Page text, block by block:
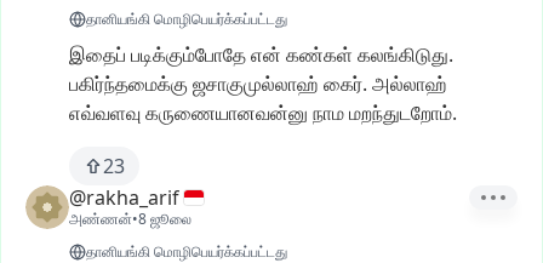
தானியங்கி மொழிபெயர்க்கப்பட்டது
இதைப் படிக்கும்போதேஎன் கண்கள் கலங்கிடுது.
பகிர்ந்தமைக்கு ஜசாகுமுல்லாஹ் கைர். அல்லாஹ்
எவ்வளவு கருணையானவன்னு நாமமறந்துடறோம்.
23
@rakha_arif
அண்ணன்•8 ஜூலை
தானியங்கி மொழிபெயர்க்கப்பட்டது